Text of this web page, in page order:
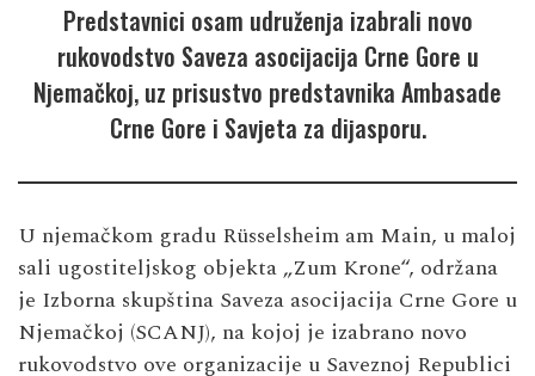
Predstavnici osam udruženja izabrali novo
rukovodstvo Saveza asocijacija Crne Gore u
Njemačkoj, uz prisustvo predstavnika Ambasade
Crne Gore i Savjeta za dijasporu.
U njemačkom gradu Rüsselsheim am Main, u maloj
sali ugostiteljskog objekta „Zum Krone“, održana
je Izborna skupština Saveza asocijacija Crne Gore u
Njemačkoj (SCANJ), na kojoj je izabrano novo
rukovodstvo ove organizacije u Saveznoj Republici